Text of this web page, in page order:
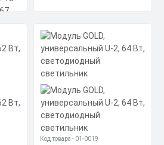
Код товара - 01-0019